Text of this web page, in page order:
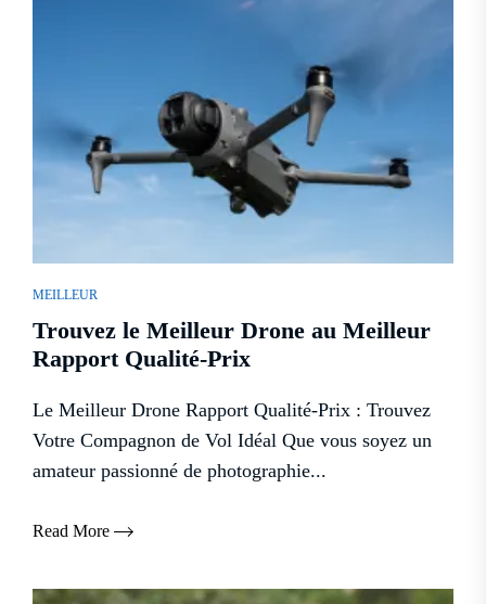
MEILLEUR
Trouvez le Meilleur Drone au Meilleur
Rapport Qualité-Prix
Le Meilleur Drone Rapport Qualité-Prix : Trouvez
Votre Compagnon de Vol Idéal Que vous soyez un
amateur passionné de photographie...
Read More